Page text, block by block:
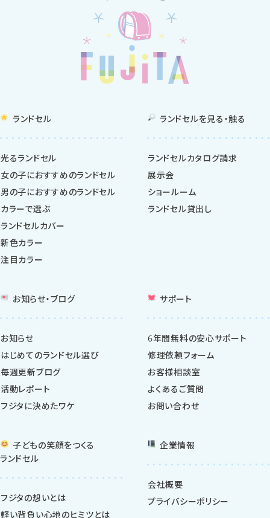
ランドセル
光るランドセル
女の子におすすめのランドセル
男の子におすすめのランドセル
カラーで選ぶ
ランドセルカバー
新色カラー
注目カラー
ランドセルを見る・触る
ランドセルカタログ請求
展示会
ショールーム
ランドセル貸出し
子どもの笑顔をつくる
ランドセル
フジタの想いとは
軽い背負い心地のヒミツとは
お知らせ・ブログ
お知らせ
はじめてのランドセル選び
毎週更新ブログ
活動レポート
フジタに決めたワケ
サポート
6年間無料の安心サポート
修理依頼フォーム
お客様相談室
よくあるご質問
お問い合わせ
企業情報
会社概要
プライバシーポリシー